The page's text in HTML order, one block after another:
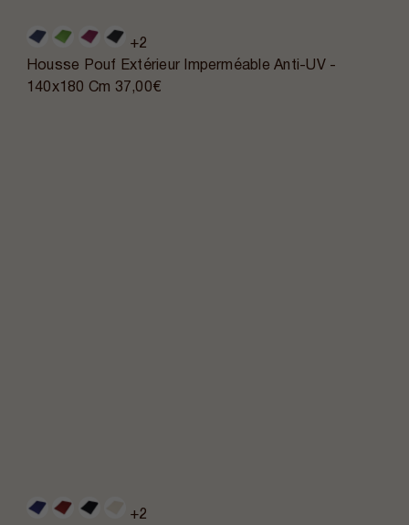
+2
Housse Pouf Extérieur Imperméable Anti-UV -
140x180 Cm 37,00€
+2